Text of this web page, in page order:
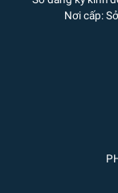
Nơi cấp: